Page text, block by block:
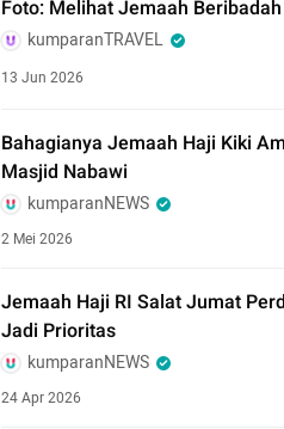
Foto: Melihat Jemaah
kumparanTRAVEL
13 Jun 2026
Bahagianya Jemaah Haji Kiki
Masjid Nabawi
kumparanNEWS
2 Mei 2026
Jemaah Haji RI Salat Jumat
Jadi Prioritas
kumparanNEWS
24 Apr 2026